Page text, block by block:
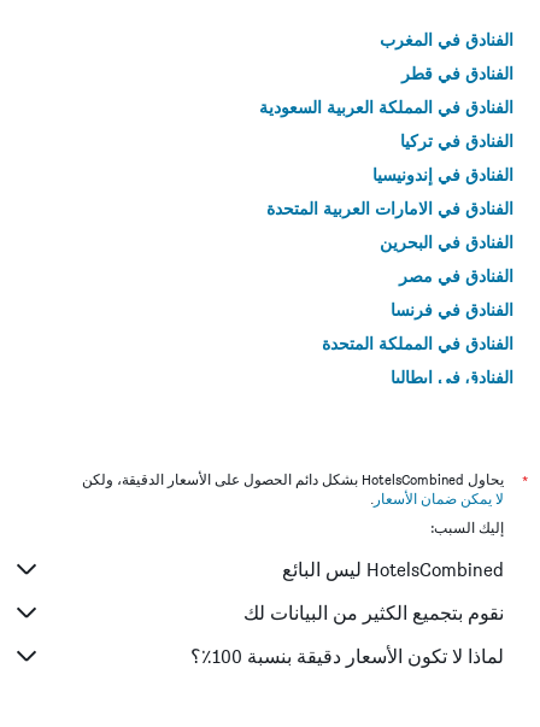
الفنادق في المغرب
الفنادق في قطر
الفنادق في المملكة العربية السعودية
الفنادق في تركيا
الفنادق في إندونيسيا
الفنادق في الامارات العربية المتحدة
الفنادق في البحرين
الفنادق في مصر
الفنادق في فرنسا
الفنادق في المملكة المتحدة
الفنادق في إيطاليا
*
يحاول HotelsCombined بشكل دائم الحصول على الأسعار الدقيقة، ولكن
لا يمكن ضمان الأسعار .
إليك السبب:
HotelsCombined ليس البائع
نقوم بتجميع الكثير من البيانات لك
لماذا لا تكون الأسعار دقيقة بنسبة 100٪؟